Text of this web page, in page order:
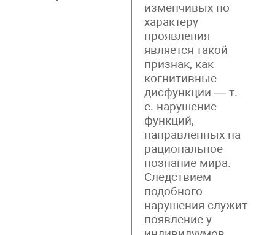
изменчивых по
характеру
проявления
является такой
признак, как
когнитивные
дисфункции — т.
е. нарушение
функций,
направленных на
рациональное
познание мира.
Следствием
подобного
нарушения служит
появление у